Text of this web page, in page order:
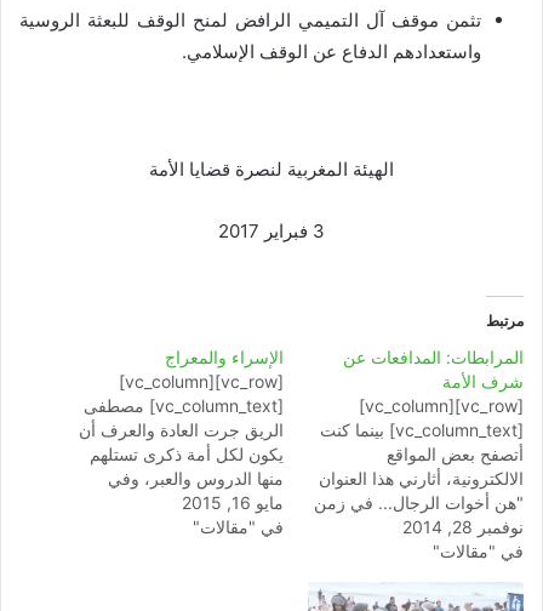
تثمن موقف آل التميمي الرافض لمنح الوقف للبعثة الروسية
واستعدادهم الدفاع عن الوقف الإسلامي.
الهيئة المغربية لنصرة قضايا الأمة
3 فبراير 2017
مرتبط
المرابطات: المدافعات عن
شرف الأمة
[vc_row][vc_column]
[vc_column_text] بينما كنت
أتصفح بعض المواقع
الالكترونية، أثارني هذا العنوان
"هن أخوات الرجال... في زمن
عز فيه الرجال" ؛ فتساءلت
أليس كل النساء أخوات
زمن عز فيه الرجال، ما الذي
نوفمبر 28, 2014
في "مقالات"
الإسراء والمعراج
[vc_row][vc_column]
[vc_column_text] مصطفى
الريق جرت العادة والعرف أن
يكون لكل أمة ذكرى تستلهم
منها الدروس والعبر، وفي
مقدمة هذه الدروس والعبر
تكريم الرجال الذين صدقوا
مايو 16, 2015
في "مقالات"